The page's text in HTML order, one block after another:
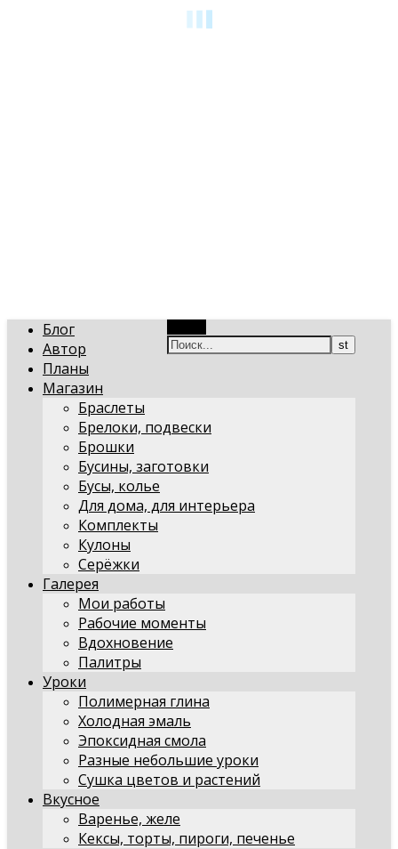
Блог
Автор
Планы
Магазин
Браслеты
Брелоки, подвески
Брошки
Бусины, заготовки
Бусы, колье
Для дома, для интерьера
Комплекты
Кулоны
Серёжки
Галерея
Мои работы
Рабочие моменты
Вдохновение
Палитры
Уроки
Полимерная глина
Холодная эмаль
Эпоксидная смола
Разные небольшие уроки
Сушка цветов и растений
Вкусное
Варенье, желе
Кексы, торты, пироги, печенье